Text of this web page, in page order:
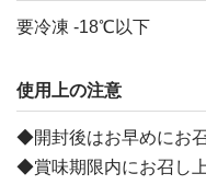
要冷凍 -18℃以下
使用上の注意
◆開封後はお早めにお
◆賞味期限内にお召し